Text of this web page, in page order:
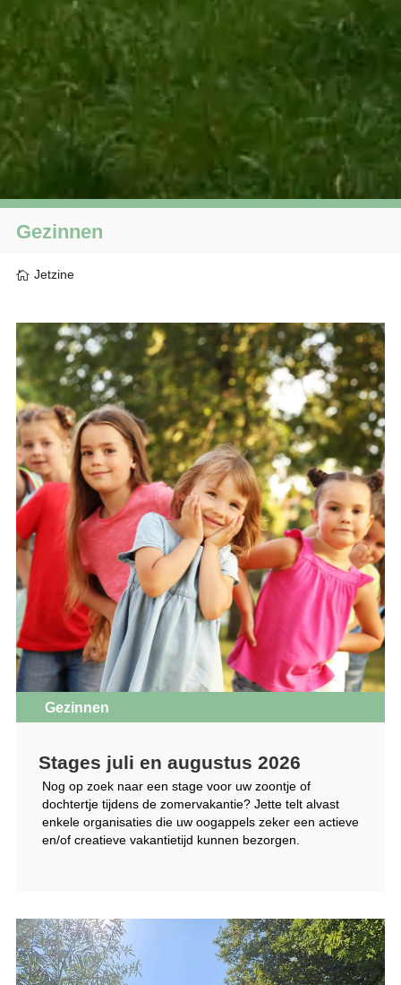
Gezinnen
Jetzine
Gezinnen
Stages juli en augustus 2026
Nog op zoek naar een stage voor uw zoontje of
dochtertje tijdens de zomervakantie? Jette telt alvast
enkele organisaties die uw oogappels zeker een actieve
en/of creatieve vakantietijd kunnen bezorgen.